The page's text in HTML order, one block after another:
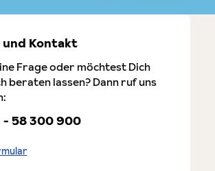
Kontakt
Frage oder möchtest Dich
beraten lassen? Dann ruf uns
- 58 300 900